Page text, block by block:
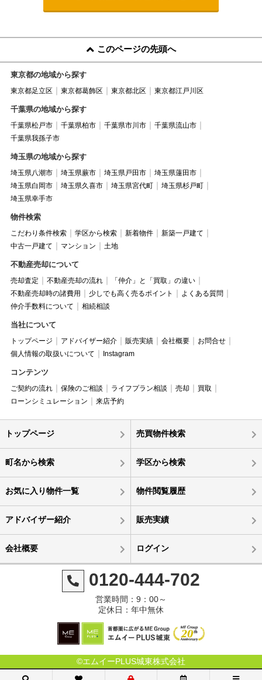
このページの先頭へ
東京都の地域から探す
東京都足立区 東京都葛飾区 東京都北区 東京都江戸川区
千葉県の地域から探す
千葉県松戸市 千葉県柏市 千葉県市川市
千葉県流山市
千葉県我孫子市
埼玉県の地域から探す
埼玉県八潮市 埼玉県蕨市 埼玉県戸田市
埼玉県蓮田市
埼玉県白岡市
埼玉県久喜市 埼玉県宮代町
埼玉県杉戸町
埼玉県幸手市
物件検索
こだわり条件検索 学区から検索 新着物件
新築一戸建て
中古一戸建て
マンション 土地
不動産売却について
売却査定 不動産売却の流れ
「仲介」と「買取」の違い
不動産売却時の諸費用
少しでも高く売るポイント
よくある質問
仲介手数料について
相続相談
当社について
トップページ アドバイザー紹介 販売実績 会社概要
お問合せ
個人情報の取扱いについて
Instagram
コンテンツ
ご契約の流れ 保険のご相談 ライフプラン相談 売却
買取
ローンシミュレーション
来店予約
トップページ 売買物件検索
町名から検索 学区から検索
お気に入り物件一覧 物件閲覧履歴
アドバイザー紹介 販売実績
会社概要 ログイン
0120-444-702
営業時間：9：00～
定休日：年中無休
©エムイーPLUS城東株式会社